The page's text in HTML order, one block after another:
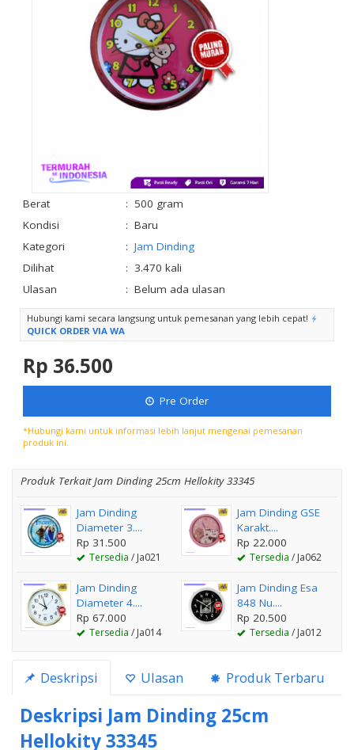
Berat : 500 gram
Kondisi
: Baru
Kategori
: Jam Dinding
Dilihat
: 3.470 kali
Ulasan
: Belum ada ulasan
Hubungi kami secara langsung untuk pemesanan yang lebih cepat!
QUICK ORDER VIA WA
Rp 36.500
Pre Order
*Hubungi kami untuk informasi lebih lanjut mengenai pemesanan
produk ini.
Produk Terkait Jam Dinding 25cm Hellokity 33345
Jam Dinding
Diameter 3....
Rp 31.500
Tersedia / Ja021
Jam Dinding GSE
Karakt....
Rp 22.000
Tersedia / Ja062
Jam Dinding
Diameter 4....
Rp 67.000
Tersedia / Ja014
Jam Dinding Esa
848 Nu....
Rp 20.500
Tersedia / Ja012
Deskripsi Ulasan Produk Terbaru
Deskripsi Jam Dinding 25cm
Hellokity 33345